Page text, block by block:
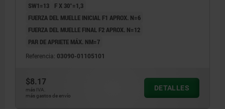
SW1=13
F X 30°=1,3
FUERZA DEL MUELLE INICIAL F1 APROX. N=6
FUERZA DEL MUELLE FINAL F2 APROX. N=12
PAR DE APRIETE MÁX. NM=7
Referencia: 03090-01105101
$8.17
más IVA.
más gastos de envío
DETALLES